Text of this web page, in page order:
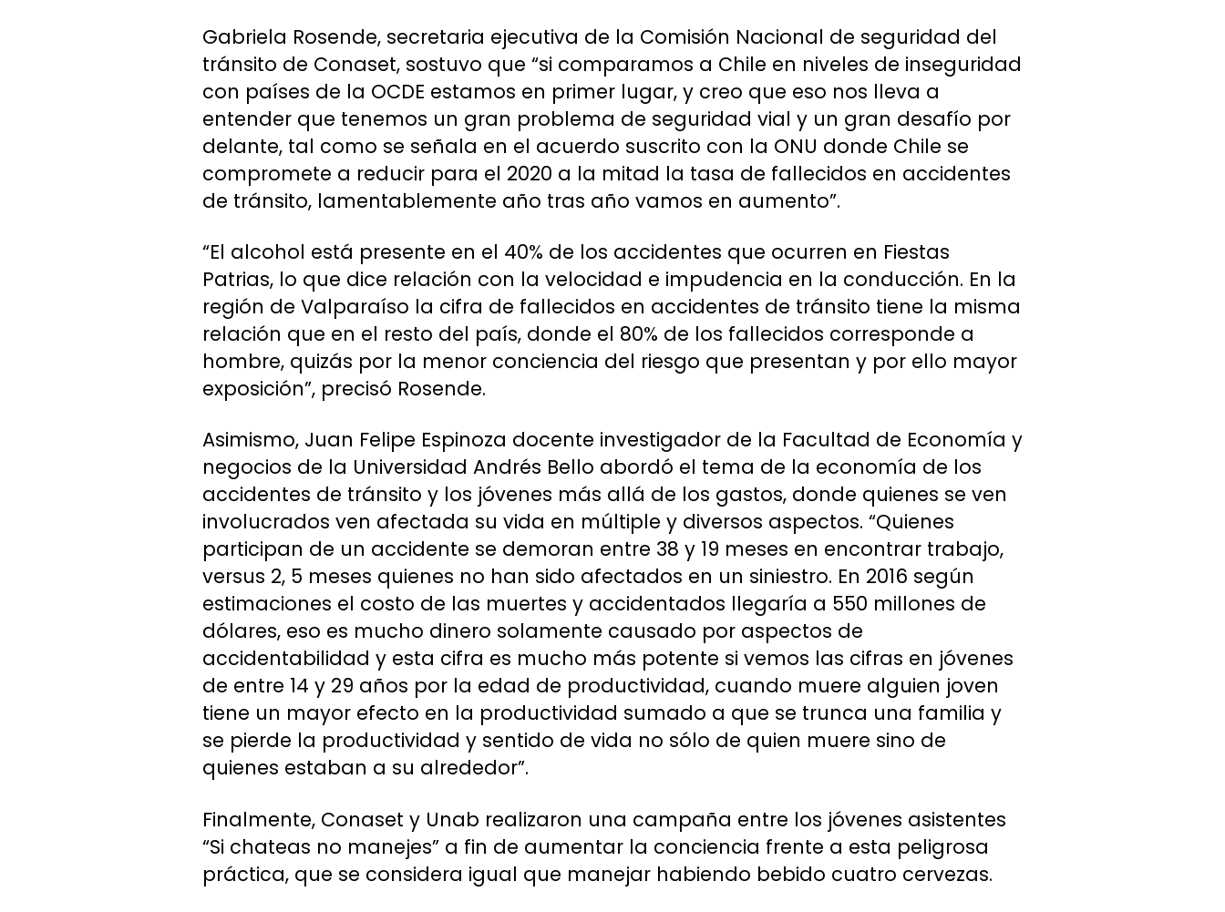
Gabriela Rosende, secretaria ejecutiva de la Comisión Nacional de seguridad del
tránsito de Conaset, sostuvo que “si comparamos a Chile en niveles de inseguridad
con países de la OCDE estamos en primer lugar, y creo que eso nos lleva a
entender que tenemos un gran problema de seguridad vial y un gran desafío por
delante, tal como se señala en el acuerdo suscrito con la ONU donde Chile se
compromete a reducir para el 2020 a la mitad la tasa de fallecidos en accidentes
de tránsito, lamentablemente año tras año vamos en aumento”.
“El alcohol está presente en el 40% de los accidentes que ocurren en Fiestas
Patrias, lo que dice relación con la velocidad e impudencia en la conducción. En la
región de Valparaíso la cifra de fallecidos en accidentes de tránsito tiene la misma
relación que en el resto del país, donde el 80% de los fallecidos corresponde a
hombre, quizás por la menor conciencia del riesgo que presentan y por ello mayor
exposición”, precisó Rosende.
Asimismo, Juan Felipe Espinoza docente investigador de la Facultad de Economía y
negocios de la Universidad Andrés Bello abordó el tema de la economía de los
accidentes de tránsito y los jóvenes más allá de los gastos, donde quienes se ven
involucrados ven afectada su vida en múltiple y diversos aspectos. “Quienes
participan de un accidente se demoran entre 38 y 19 meses en encontrar trabajo,
versus 2, 5 meses quienes no han sido afectados en un siniestro. En 2016 según
estimaciones el costo de las muertes y accidentados llegaría a 550 millones de
dólares, eso es mucho dinero solamente causado por aspectos de
accidentabilidad y esta cifra es mucho más potente si vemos las cifras en jóvenes
de entre 14 y 29 años por la edad de productividad, cuando muere alguien joven
tiene un mayor efecto en la productividad sumado a que se trunca una familia y
se pierde la productividad y sentido de vida no sólo de quien muere sino de
quienes estaban a su alrededor”.
Finalmente, Conaset y Unab realizaron una campaña entre los jóvenes asistentes
“Si chateas no manejes” a fin de aumentar la conciencia frente a esta peligrosa
práctica, que se considera igual que manejar habiendo bebido cuatro cervezas.